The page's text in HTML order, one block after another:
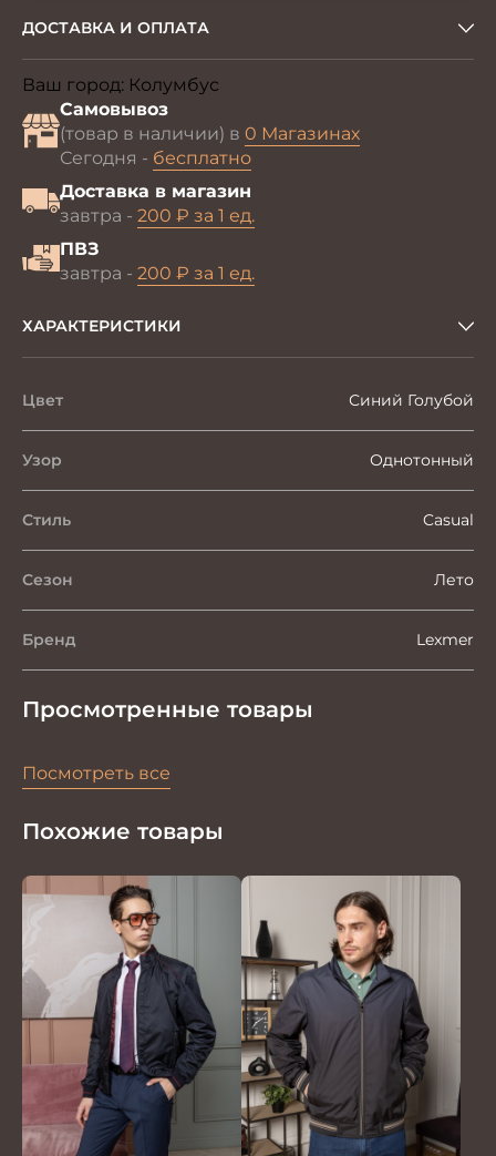
ДОСТАВКА И ОПЛАТА
Ваш город: Колумбус
Самовывоз
(товар в наличии) в 0 Магазинах
Сегодня - бесплатно
Доставка в магазин
завтра - 200 ₽ за 1 ед.
ПВЗ
завтра - 200 ₽ за 1 ед.
ХАРАКТЕРИСТИКИ
Цвет Синий Голубой
Узор Однотонный
Стиль Casual
Сезон Лето
Бренд Lexmer
Просмотренные товары
Посмотреть все
Похожие товары